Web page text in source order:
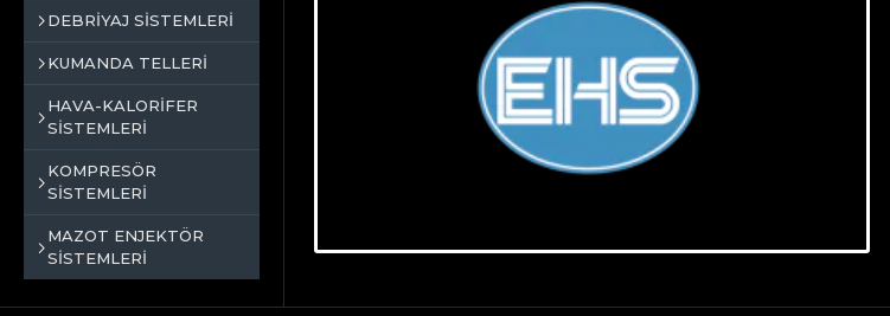
DEBRİYAJ SİSTEMLERİ
KUMANDA TELLERİ
HAVA-KALORİFER
SİSTEMLERİ
KOMPRESÖR
SİSTEMLERİ
MAZOT ENJEKTÖR
SİSTEMLERİ